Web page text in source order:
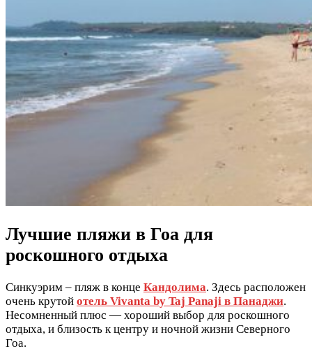
Лучшие пляжи в Гоа для
роскошного отдыха
Синкуэрим – пляж в конце Кандолима. Здесь расположен
очень крутой отель Vivanta by Taj Panaji в Панаджи.
Несомненный плюс — хороший выбор для роскошного
отдыха, и близость к центру и ночной жизни Северного
Гоа.